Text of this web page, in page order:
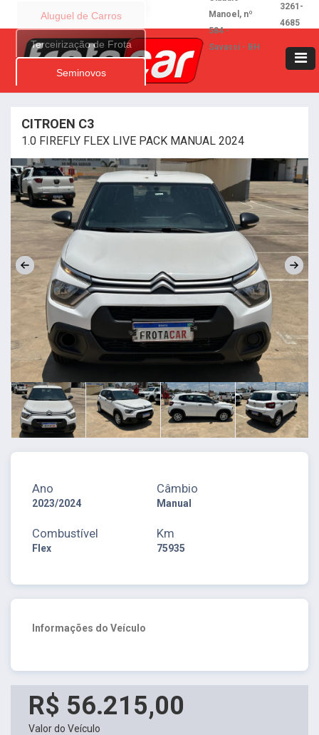
Aluguel de Carros
Terceirização de Frota
Seminovos
Manoel, nº
584 -
Savassi - BH
3261-
4685
CITROEN C3
1.0 FIREFLY FLEX LIVE PACK MANUAL 2024
Ano
2023/2024
Câmbio
Manual
Combustível
Flex
Km
75935
Informações do Veículo
R$ 56.215,00
Valor do Veículo